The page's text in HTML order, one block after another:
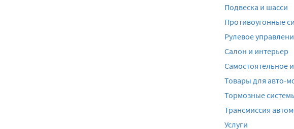
Подвеска и шасси
Противоугонные
Рулевое
Салон и интерьер
Самостоятельное
Товары для авто-
Тормозные
Трансмиссия
Услуги